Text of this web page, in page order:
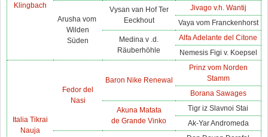
Klingbach
Arusha vom
Wilden
Süden
Vysan van Hof Ter
Eeckhout
Jivago v.h. Wantij
Vaya vom Franckenhorst
Medina v .d.
Räuberhöhle
Alfa Adelante del Citone
Nemesis Figi v. Koepsel
Italia Tikrai
Nauja
Fedor del
Nasi
Baron Nike Renewal
Prinz vom Norden
Stamm
Borana Sawages
Akuna Matata
de Grande Vinko
Tigr iz Slavnoi Stai
Ak-Yar Andromeda